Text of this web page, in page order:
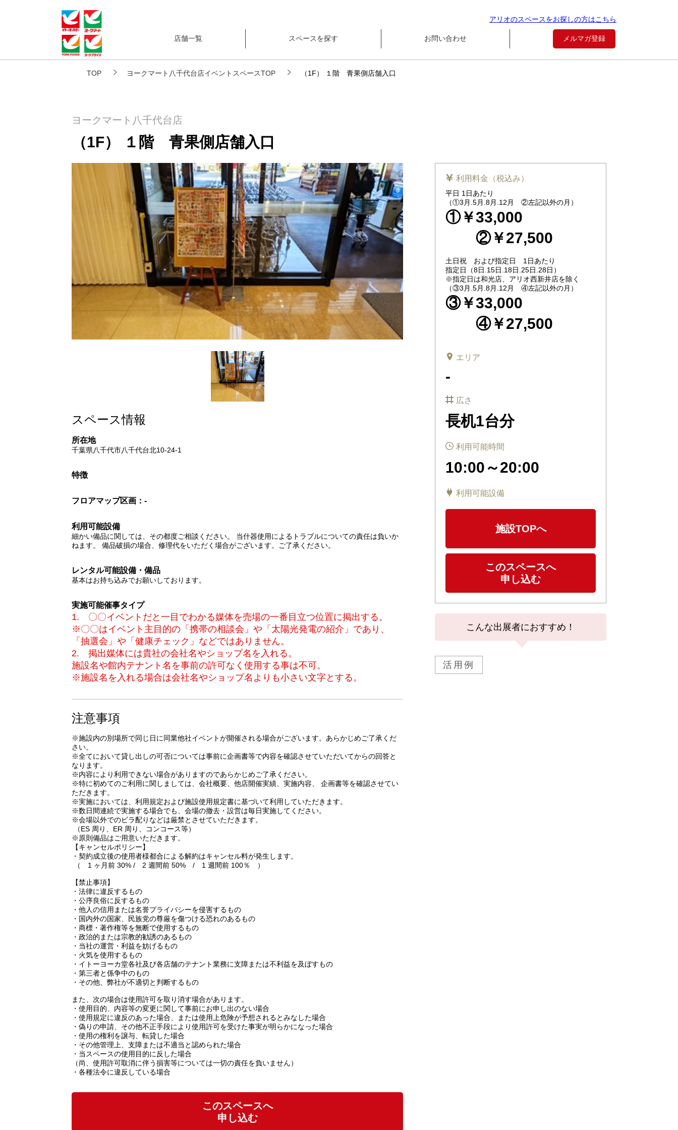
アリオのスペースをお探しの方はこちら
店舗一覧 スペースを探す お問い合わせ メルマガ登録
TOP ヨークマート八千代台店イベントスペースTOP （1F） １階 青果側店舗入口
ヨークマート八千代台店
（1F） １階 青果側店舗入口
利用料金（税込み）
平日 1日あたり
（①3月.5月.8月.12月 ②左記以外の月）
①￥33,000
②￥27,500
土日祝 および指定日 1日あたり
指定日（8日.15日.18日.25日.28日）
※指定日は和光店、アリオ西新井店を除く
（③3月.5月.8月.12月 ④左記以外の月）
③￥33,000
④￥27,500
エリア
-
広さ
長机1台分
利用可能時間
10:00～20:00
利用可能設備
施設TOPへ
このスペースへ
申し込む
こんな出展者におすすめ！
活用例
スペース情報
所在地
千葉県八千代市八千代台北10-24-1
特徴
フロアマップ区画：-
利用可能設備
細かい備品に関しては、その都度ご相談ください。 当什器使用によるトラブルについての責任は負いか
ねます。 備品破損の場合、修理代をいただく場合がございます。ご了承ください。
レンタル可能設備・備品
基本はお持ち込みでお願いしております。
実施可能催事タイプ
1. 〇〇イベントだと一目でわかる媒体を売場の一番目立つ位置に掲出する。
※〇〇はイベント主目的の「携帯の相談会」や「太陽光発電の紹介」であり、
「抽選会」や「健康チェック」などではありません。
2. 掲出媒体には貴社の会社名やショップ名を入れる。
施設名や館内テナント名を事前の許可なく使用する事は不可。
※施設名を入れる場合は会社名やショップ名よりも小さい文字とする。
注意事項
※施設内の別場所で同じ日に同業他社イベントが開催される場合がございます。あらかじめご了承くだ
さい。
※全てにおいて貸し出しの可否については事前に企画書等で内容を確認させていただいてからの回答と
なります。
※内容により利用できない場合がありますのであらかじめご了承ください。
※特に初めてのご利用に関しましては、会社概要、他店開催実績、実施内容、 企画書等を確認させてい
ただきます。
※実施においては、利用規定および施設使用規定書に基づいて利用していただきます。
※数日間連続で実施する場合でも、会場の撤去・設営は毎日実施してください。
※会場以外でのビラ配りなどは厳禁とさせていただきます。
（ES 周り、ER 周り、コンコース等）
※原則備品はご用意いただきます。
【キャンセルポリシー】
・契約成立後の使用者様都合による解約はキャンセル料が発生します。
（ 1 ヶ月前 30% / 2 週間前 50% / 1 週間前 100％ ）
【禁止事項】
・法律に違反するもの
・公序良俗に反するもの
・他人の信用または名誉プライバシーを侵害するもの
・国内外の国家、民族党の尊厳を傷つける恐れのあるもの
・商標・著作権等を無断で使用するもの
・政治的または宗教的勧誘のあるもの
・当社の運営・利益を妨げるもの
・火気を使用するもの
・イトーヨーカ堂各社及び各店舗のテナント業務に支障または不利益を及ぼすもの
・第三者と係争中のもの
・その他、弊社が不適切と判断するもの
また、次の場合は使用許可を取り消す場合があります。
・使用目的、内容等の変更に関して事前にお申し出のない場合
・使用規定に違反のあった場合、または使用上危険が予想されるとみなした場合
・偽りの申請、その他不正手段により使用許可を受けた事実が明らかになった場合
・使用の権利を譲与、転貸した場合
・その他管理上、支障または不適当と認められた場合
・当スペースの使用目的に反した場合
（尚、使用許可取消に伴う損害等については一切の責任を負いません）
・各種法令に違反している場合
このスペースへ
申し込む